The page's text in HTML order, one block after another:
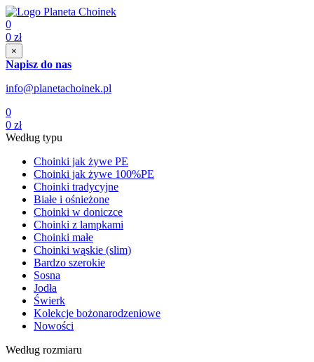
0
0 zł
×
Napisz do nas
info@planetachoinek.pl
0
0 zł
Według typu
Choinki jak żywe PE
Choinki jak żywe 100%PE
Choinki tradycyjne
Białe i ośnieżone
Choinki w doniczce
Choinki z lampkami
Choinki małe
Choinki wąskie (slim)
Bardzo szerokie
Sosna
Jodła
Świerk
Kolekcje bożonarodzeniowe
Nowości
Według rozmiaru